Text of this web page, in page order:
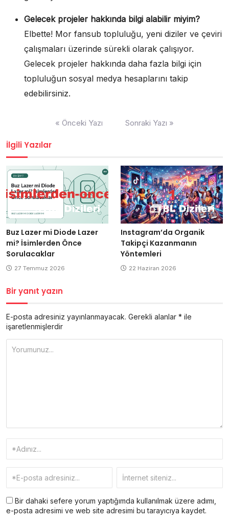
Gelecek projeler hakkında bilgi alabilir miyim?
Elbette! Mor fansub topluluğu, yeni diziler ve çeviri
çalışmaları üzerinde sürekli olarak çalışıyor.
Gelecek projeler hakkında daha fazla bilgi için
topluluğun sosyal medya hesaplarını takip
edebilirsiniz.
« Önceki Yazı Sonraki Yazı »
İlgili Yazılar
Buz Lazer mi Diode Lazer
mi? İsimlerden Önce
Sorulacaklar
27 Temmuz 2026
Instagram’da Organik
Takipçi Kazanmanın
Yöntemleri
22 Haziran 2026
Bir yanıt yazın
E-posta adresiniz yayınlanmayacak. Gerekli alanlar * ile
işaretlenmişlerdir
Bir dahaki sefere yorum yaptığımda kullanılmak üzere adımı,
e-posta adresimi ve web site adresimi bu tarayıcıya kaydet.